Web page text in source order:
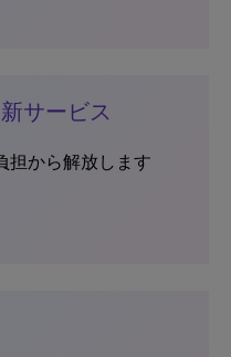
サービス
担から解放します